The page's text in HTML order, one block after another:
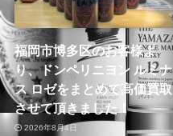
福岡市博多区のお客様よ
り、ドンペリニヨン ルミナ
ス ロゼをまとめて高価買取
させて頂きました！
2026年8月4日